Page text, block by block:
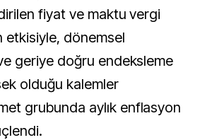
fiyat ve maktu vergi
etkisiyle, dönemsel
geriye doğru endeksleme
olduğu kalemler
grubunda aylık enflasyon